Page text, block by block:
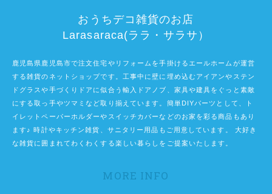
おうちデコ雑貨のお店
Larasaraca(ララ・サラサ）
鹿児島県鹿児島市で注文住宅やリフォームを手掛けるエールホームが運営
する雑貨のネットショップです。工事中に壁に埋め込むアイアンやステン
ドグラスや手づくりドアに似合う輸入ドアノブ、家具や建具をぐっと素敵
にする取っ手やツマミなど取り揃えています。簡単DIYパーツとして、ト
イレットペーパーホルダーやスイッチカバーなどのお家を彩る商品もあり
ます♪ 時計やキッチン雑貨、サニタリー用品もご用意しています。 大好き
な雑貨に囲まれてわくわくする楽しい暮らしをご提案いたします。
MORE INFO